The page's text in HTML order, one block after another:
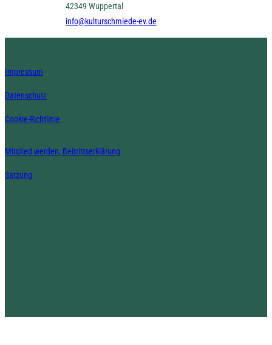
42349 Wuppertal
info@kulturschmiede-ev.de
Impressum
Datenschutz
Cookie-Richtlinie
Mitglied werden, Beitrittserklärung
Satzung